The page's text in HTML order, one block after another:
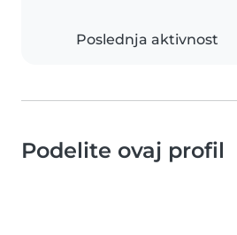
Poslednja aktivnost
Podelite ovaj profil